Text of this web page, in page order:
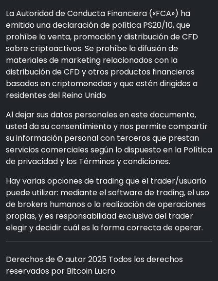
La Autoridad de Conducta Financiera («FCA») ha
emitido una declaración de política PS20/10, que
prohíbe la venta, promoción y distribución de CFD
sobre criptoactivos. Se prohíbe la difusión de
materiales de marketing relacionados con la
distribución de CFD y otros productos financieros
basados en criptomonedas y que estén dirigidos a
residentes del Reino Unido
Al dejar sus datos personales en este documento,
usted da su consentimiento y nos permite compartir
su información personal con terceros que prestan
servicios comerciales según lo dispuesto en la Política
de privacidad y los Términos y condiciones.
Hay varias opciones de trading que el trader/usuario
puede utilizar: mediante el software de trading, el uso
de brokers humanos o la realización de operaciones
propias, y es responsabilidad exclusiva del trader
elegir y decidir cuál es la forma correcta de operar.
Derechos de © autor 2025 Todos los derechos
reservados por Bitcoin Lucro